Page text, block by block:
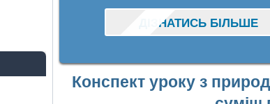
ДІЗНАТИСЬ БІЛЬШЕ
Конспект уроку з